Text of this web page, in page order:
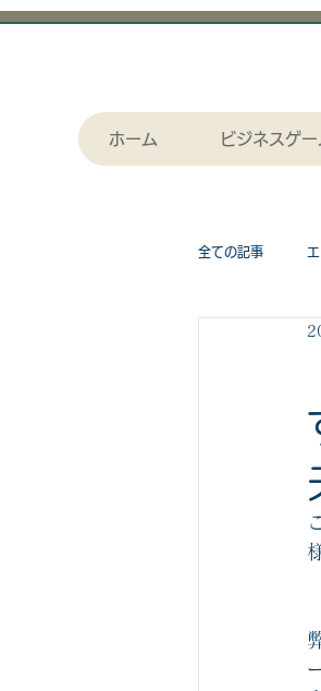
ホーム ビジネスゲ
全ての記事
漫画関連記事
ビジネスゲ
ビジネスマ